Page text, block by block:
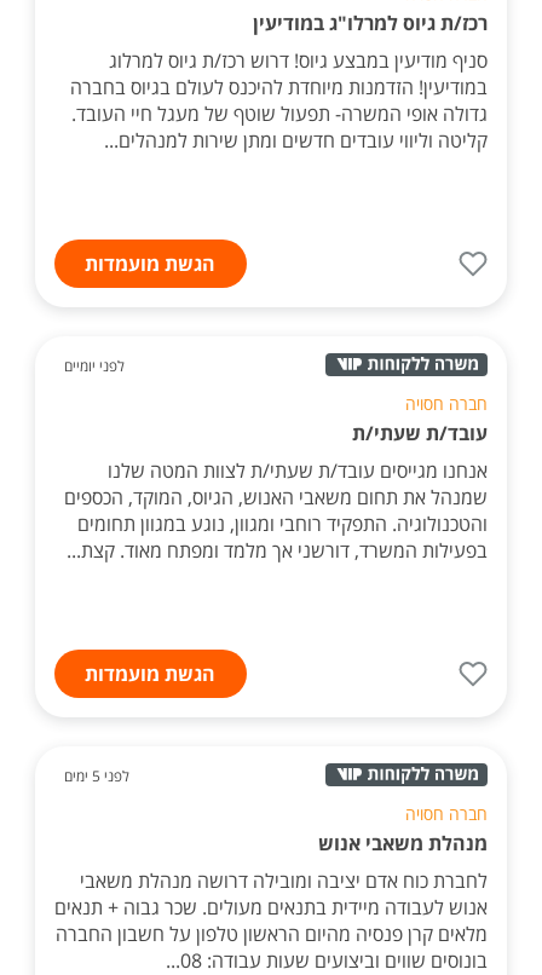
רכז/ת גיוס למרלו"ג במודיעין
סניף מודיעין במבצע גיוס! דרוש רכז/ת גיוס למרלוג
במודיעין! הזדמנות מיוחדת להיכנס לעולם בגיוס בחברה
גדולה אופי המשרה- תפעול שוטף של מעגל חיי העובד.
קליטה וליווי עובדים חדשים ומתן שירות למנהלים...
הגשת מועמדות
לפני יומיים
חברה חסויה
עובד/ת שעתי/ת
אנחנו מגייסים עובד/ת שעתי/ת לצוות המטה שלנו
שמנהל את תחום משאבי האנוש, הגיוס, המוקד, הכספים
והטכנולוגיה. התפקיד רוחבי ומגוון, נוגע במגוון תחומים
בפעילות המשרד, דורשני אך מלמד ומפתח מאוד. קצת...
הגשת מועמדות
לפני 5 ימים
חברה חסויה
מנהלת משאבי אנוש
לחברת כוח אדם יציבה ומובילה דרושה מנהלת משאבי
אנוש לעבודה מיידית בתנאים מעולים. שכר גבוה + תנאים
מלאים קרן פנסיה מהיום הראשון טלפון על חשבון החברה
בונוסים שווים וביצועים שעות עבודה: 08...